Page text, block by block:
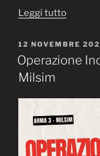
2024”
Leggi tutto“Missioni
Uniche
PUBBLICATO
IL
12 NOVEMBRE
Operazione
Milsim